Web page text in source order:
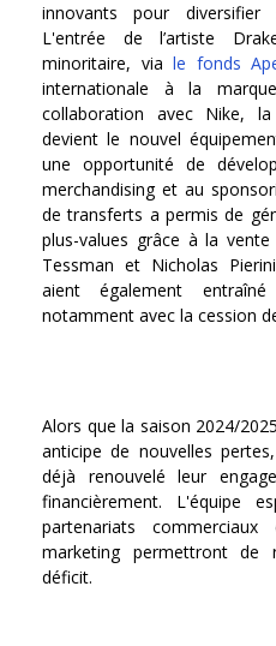
innovants pour
L'entrée de l’artiste
minoritaire, viale fonds
internationale à la
collaboration avec Nike,
devient le nouvel
une opportunité de
merchandising et au
de transferts a permis de
plus-values grâce à la
Tessman et Nicholas
aient également
notamment avec la cession
Alors que la saison 2024/
anticipe de nouvelles
déjà renouvelé leur
financièrement. L'équipe
partenariats
marketing permettront de
déficit.